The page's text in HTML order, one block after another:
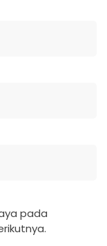
pada